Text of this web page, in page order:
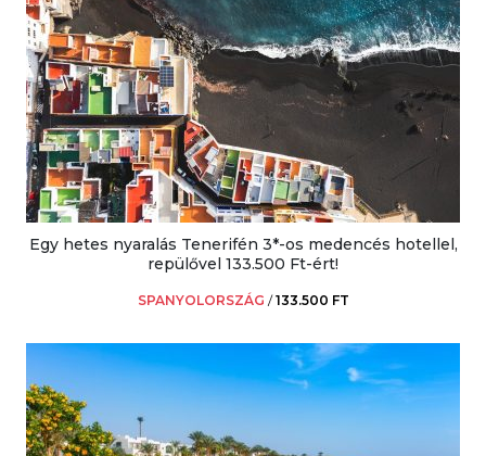
Egy hetes nyaralás Tenerifén 3*-os medencés hotellel,
repülővel 133.500 Ft-ért!
SPANYOLORSZÁG /133.500 FT